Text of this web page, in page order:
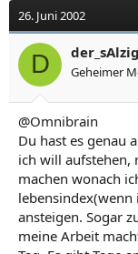
26. Juni 2002
D Geheimer
@Omnibrain
Du hast es genau
ich will aufstehen,
machen wonach
ansteigen. Sogar
meine Arbeit